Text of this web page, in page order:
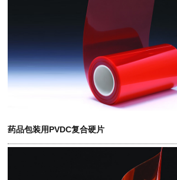
药品包装用PVDC复合硬片